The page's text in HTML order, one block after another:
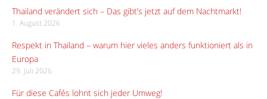
Thailand verändert sich – Das gibt’s jetzt auf dem Nachtmarkt!
1. August 2026
Respekt in Thailand – warum hier vieles anders funktioniert als in
Europa
29. Juli 2026
Für diese Cafés lohnt sich jeder Umweg!